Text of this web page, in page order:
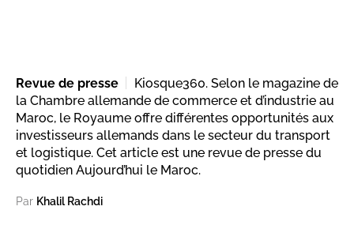
Revue de presse
Kiosque360. Selon le magazine de
la Chambre allemande de commerce et d’industrie au
Maroc, le Royaume offre différentes opportunités aux
investisseurs allemands dans le secteur du transport
et logistique. Cet article est une revue de presse du
quotidien Aujourd’hui le Maroc.
Par Khalil Rachdi